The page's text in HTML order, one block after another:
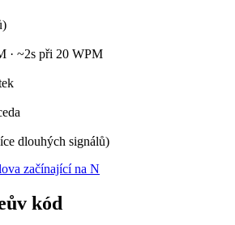
· ~2s při 20 WPM
dlouhých signálů)
začínající na N
kód